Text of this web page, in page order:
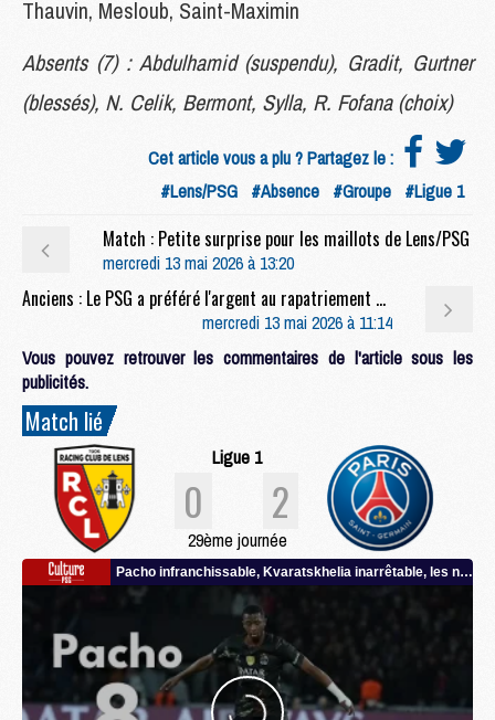
Thauvin, Mesloub, Saint-Maximin
Absents (7) : Abdulhamid (suspendu), Gradit, Gurtner
(blessés), N. Celik, Bermont, Sylla, R. Fofana (choix)
Cet article vous a plu ? Partagez le :
#Lens/PSG #Absence #Groupe #Ligue 1
Match : Petite surprise pour les maillots de Lens/PSG
mercredi 13 mai 2026 à 13:20
Anciens : Le PSG a préféré l'argent au rapatriement pour Gadou
mercredi 13 mai 2026 à 11:14
Vous pouvez retrouver les commentaires de l'article sous les
publicités.
Match lié
Ligue 1
0 2
29ème journée